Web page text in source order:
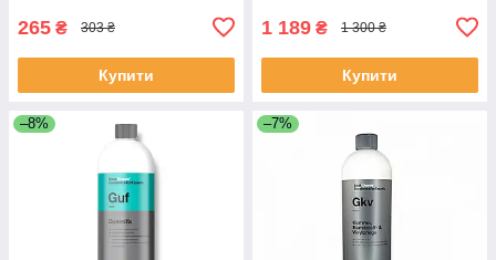
265 ₴ 303 ₴
Купити
1 189 ₴ 1 300 ₴
Купити
–8% –7%